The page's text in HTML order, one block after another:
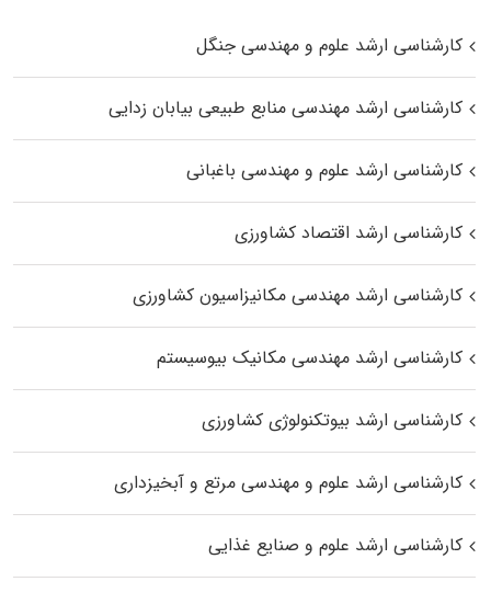
کارشناسی ارشد علوم و مهندسی جنگل
کارشناسی ارشد مهندسی منابع طبیعی بیابان زدایی
کارشناسی ارشد علوم و مهندسی باغبانی
کارشناسی ارشد اقتصاد کشاورزی
کارشناسی ارشد مهندسی مکانیزاسیون کشاورزی
کارشناسی ارشد مهندسی مکانیک بیوسیستم
کارشناسی ارشد بیوتکنولوژی کشاورزی
کارشناسی ارشد علوم و مهندسی مرتع و آبخیزداری
کارشناسی ارشد علوم و صنایع غذایی